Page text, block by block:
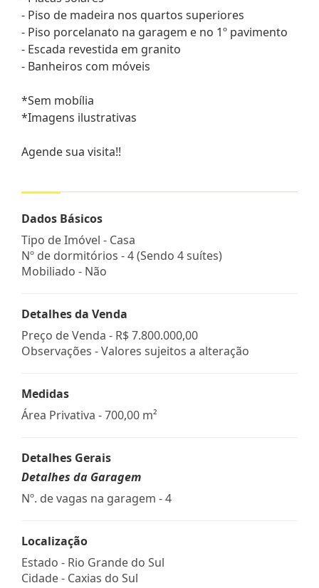
- Piso de madeira nos quartos superiores
- Piso porcelanato na garagem e no 1º pavimento
- Escada revestida em granito
- Banheiros com móveis
*Sem mobília
*Imagens ilustrativas
Agende sua visita!!
Dados Básicos
Tipo de Imóvel - Casa
Nº de dormitórios - 4 (Sendo 4 suítes)
Mobiliado - Não
Detalhes da Venda
Preço de Venda - R$ 7.800.000,00
Observações - Valores sujeitos a alteração
Medidas
Área Privativa - 700,00 m²
Detalhes Gerais
Detalhes da Garagem
Nº. de vagas na garagem - 4
Localização
Estado - Rio Grande do Sul
Cidade - Caxias do Sul